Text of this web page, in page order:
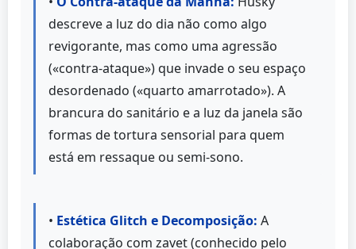
descreve a luz do dia não como algo
revigorante, mas como uma agressão
(«contra-ataque») que invade o seu espaço
desordenado («quarto amarrotado»). A
brancura do sanitário e a luz da janela são
formas de tortura sensorial para quem
está em ressaque ou semi-sono.
• Estética Glitch e Decomposição: A
colaboração com zavet (conhecido pelo